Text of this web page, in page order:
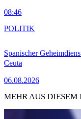
08:46
Spanischer
Ceuta
06.08.2026
POLITIK
MEHR AUS DIESEM